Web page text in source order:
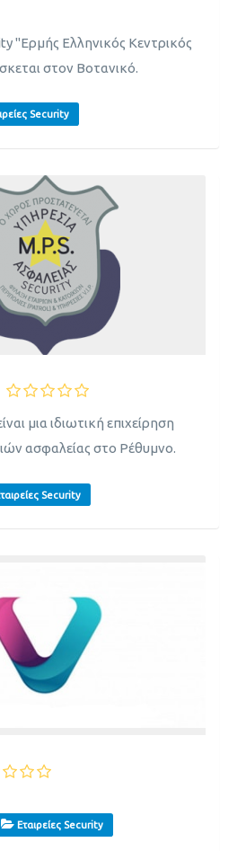
"Ερμής Ελληνικός Κεντρικός
στον Βοτανικό.
Security
μια ιδιωτική επιχείρηση
ασφαλείας στο Ρέθυμνο.
Security
Εταιρείες Security